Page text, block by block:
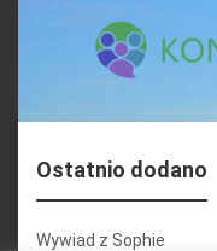
Ostatnio dodano
Wywiad z Sophie